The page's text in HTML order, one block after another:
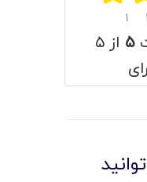
۱
۵ از ۵
رای